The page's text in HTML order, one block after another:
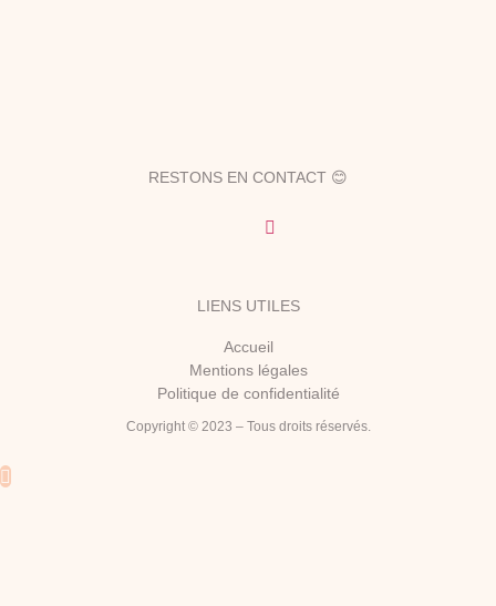
RESTONS EN CONTACT 😊
LIENS UTILES
Accueil
Mentions légales
Politique de confidentialité
Copyright © 2023 – Tous droits réservés.